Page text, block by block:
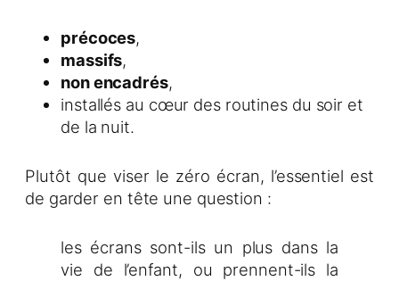
précoces,
massifs,
non encadrés,
installés au cœur des routines du soir et
de la nuit.
Plutôt que viser le zéro écran, l’essentiel est
de garder en tête une question :
les écrans sont-ils un plus dans la
vie de l’enfant, ou prennent-ils la